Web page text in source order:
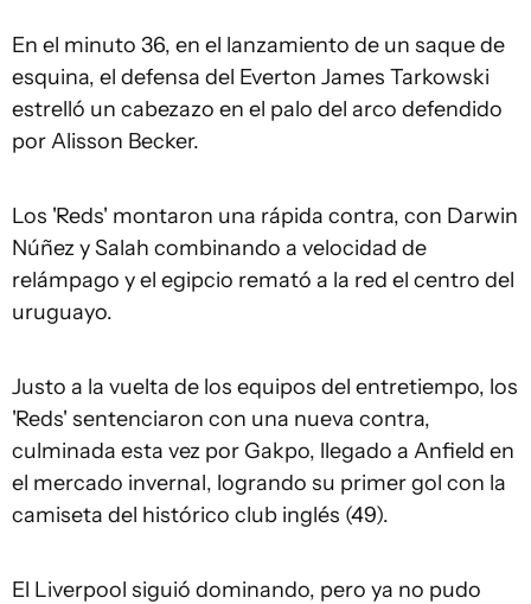
En el minuto 36, en el lanzamiento de un saque de
esquina, el defensa del Everton James Tarkowski
estrelló un cabezazo en el palo del arco defendido
por Alisson Becker.
Los 'Reds' montaron una rápida contra, con Darwin
Núñez y Salah combinando a velocidad de
relámpago y el egipcio remató a la red el centro del
uruguayo.
Justo a la vuelta de los equipos del entretiempo, los
'Reds' sentenciaron con una nueva contra,
culminada esta vez por Gakpo, llegado a Anfield en
el mercado invernal, logrando su primer gol con la
camiseta del histórico club inglés (49).
El Liverpool siguió dominando, pero ya no pudo